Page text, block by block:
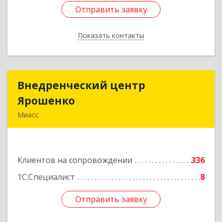
Отправить заявку
Показать контакты
Отправить заявку
Назад
Внедренческий центр
Ярошенко
Миасс
Клиентов на сопровождении
336
1С:Специалист
8
Отправить заявку
Внедренческий центр
Подробнее
Отправить заявку